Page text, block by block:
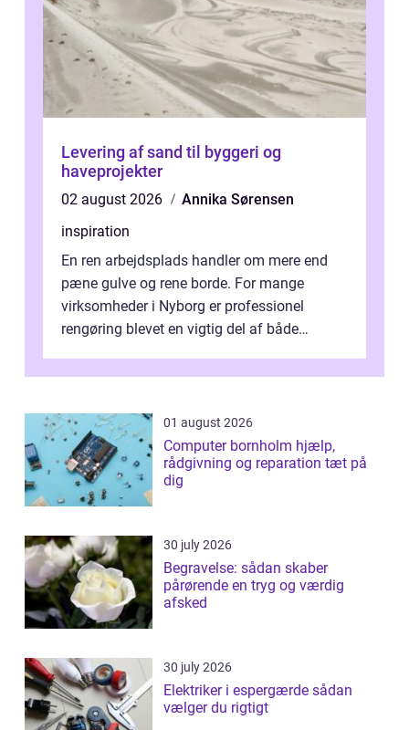
Levering af sand til byggeri og
haveprojekter
02 august 2026
Annika Sørensen
inspiration
En ren arbejdsplads handler om mere end
pæne gulve og rene borde. For mange
virksomheder i Nyborg er professionel
rengøring blevet en vigtig del af både
samlede ...
01 august 2026
Computer bornholm hjælp,
rådgivning og reparation tæt på
dig
30 july 2026
Begravelse: sådan skaber
pårørende en tryg og værdig
afsked
30 july 2026
Elektriker i espergærde sådan
vælger du rigtigt